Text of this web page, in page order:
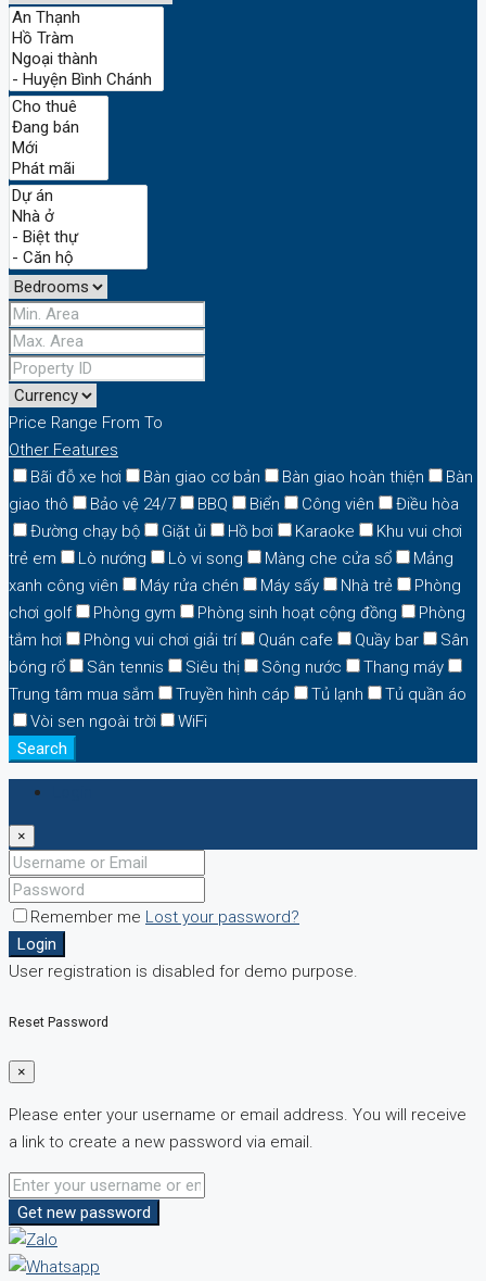
Price Range From To
Other Features
Bãi đỗ xe hơi
Bàn giao cơ bản Bàn giao hoàn thiện
Bàn
giao thô
Bảo vệ 24/7 BBQ Biển Công viên
Điều hòa
Đường chạy bộ
Giặt ủi Hồ bơi Karaoke
Khu vui chơi
trẻ em
Lò nướng Lò vi song Màng che cửa sổ
Mảng
xanh công viên
Máy rửa chén Máy sấy Nhà trẻ
Phòng
chơi golf
Phòng gym Phòng sinh hoạt cộng đồng
Phòng
tắm hơi
Phòng vui chơi giải trí Quán cafe Quầy bar
Sân
bóng rổ
Sân tennis Siêu thị Sông nước
Thang máy
Trung tâm mua sắm
Truyền hình cáp Tủ lạnh
Tủ quần áo
Vòi sen ngoài trời
WiFi
Search
×
Remember me Lost your password?
Login
User registration is disabled for demo purpose.
Reset Password
×
Please enter your username or email address. You will receive
a link to create a new password via email.
Get new password